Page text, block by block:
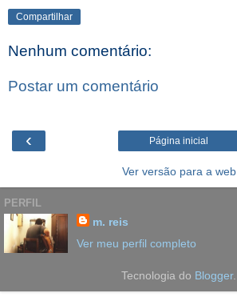
Compartilhar
Nenhum comentário:
Postar um comentário
‹ Página inicial
Ver versão para a web
PERFIL
m. reis
Ver meu perfil completo
Tecnologia do Blogger.